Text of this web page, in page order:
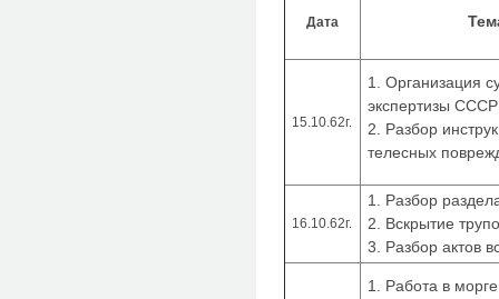
Дата
15.10.62г.
1. Организация
экспертизы СССР
2. Разбор
телесных
16.10.62г.
1. Разбор
2. Вскрытие
3. Разбор актов
1. Работа в морге